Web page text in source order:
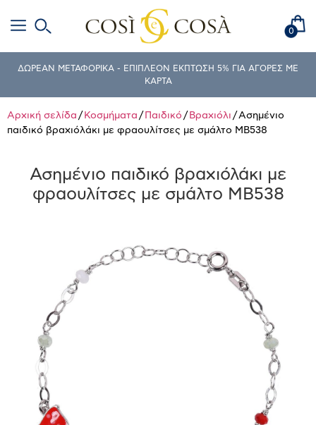
0
ΔΩΡΕΑΝ ΜΕΤΑΦΟΡΙΚΑ - ΕΠΙΠΛΕΟΝ ΕΚΠΤΩΣΗ 5% ΓΙΑ ΑΓΟΡΕΣ ΜΕ
ΚΑΡΤΑ
Αρχική σελίδα / Κοσμήματα / Παιδικό / Βραχιόλι / Ασημένιο
παιδικό βραχιόλάκι με φραουλίτσες με σμάλτο MB538
Ασημένιο παιδικό βραχιόλάκι με
φραουλίτσες με σμάλτο MB538